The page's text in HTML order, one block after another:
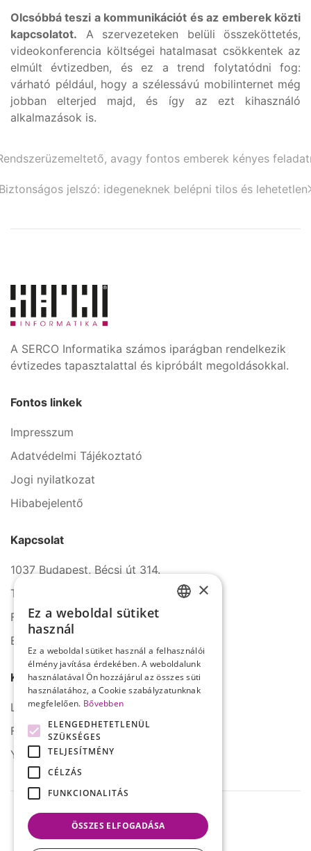
Olcsóbbá teszi a kommunikációt és az emberek közti
kapcsolatot. A szervezeteken belüli összeköttetés,
videokonferencia költségei hatalmasat csökkentek az
elmúlt évtizedben, és ez a trend folytatódni fog:
várható például, hogy a szélessávú mobilinternet még
jobban elterjed majd, és így az ezt kihasználó
alkalmazások is.
avagy fontos emberek kényes
jelszó: idegeneknek belépni tilos és lehetetlen
A SERCO Informatika számos iparágban rendelkezik
évtizedes tapasztalattal és kipróbált megoldásokkal.
Fontos linkek
Impresszum
Adatvédelmi Tájékoztató
Jogi nyilatkozat
Hibabejelentő
Kapcsolat
1037 Budapest, Bécsi út 314.
Tel.: +36 1 272 2140
Fax: +36 1 272 2150
E-mail: info@serco.hu
Kövessen minket
LinkedIn
Facebook
YouTube
×
Ez a weboldal sütiket
használ
Ez a weboldal sütiket használ a felhasználói
élmény javítása érdekében. A weboldalunk
használatával Ön hozzájárul az összes süti
használatához, a Cookie szabályzatunknak
megfelelően. Bővebben
ELENGEDHETETLENÜL
SZÜKSÉGES
TELJESÍTMÉNY
CÉLZÁS
FUNKCIONALITÁS
ÖSSZES ELFOGADÁSA